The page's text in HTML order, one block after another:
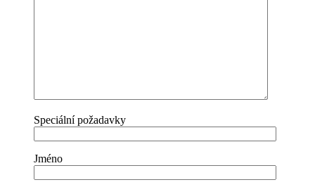
Speciální požadavky
Jméno